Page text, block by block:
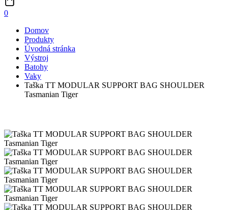
0
Domov
Produkty
Úvodná stránka
Výstroj
Batohy
Vaky
Taška TT MODULAR SUPPORT BAG SHOULDER
Tasmanian Tiger